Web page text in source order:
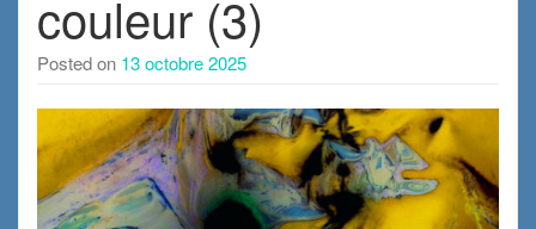
couleur (3)
Posted on 13 octobre 2025